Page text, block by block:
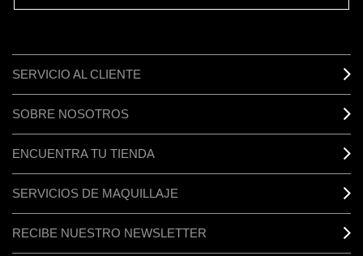
SERVICIO AL CLIENTE
SOBRE NOSOTROS
ENCUENTRA TU TIENDA
SERVICIOS DE MAQUILLAJE
RECIBE NUESTRO NEWSLETTER